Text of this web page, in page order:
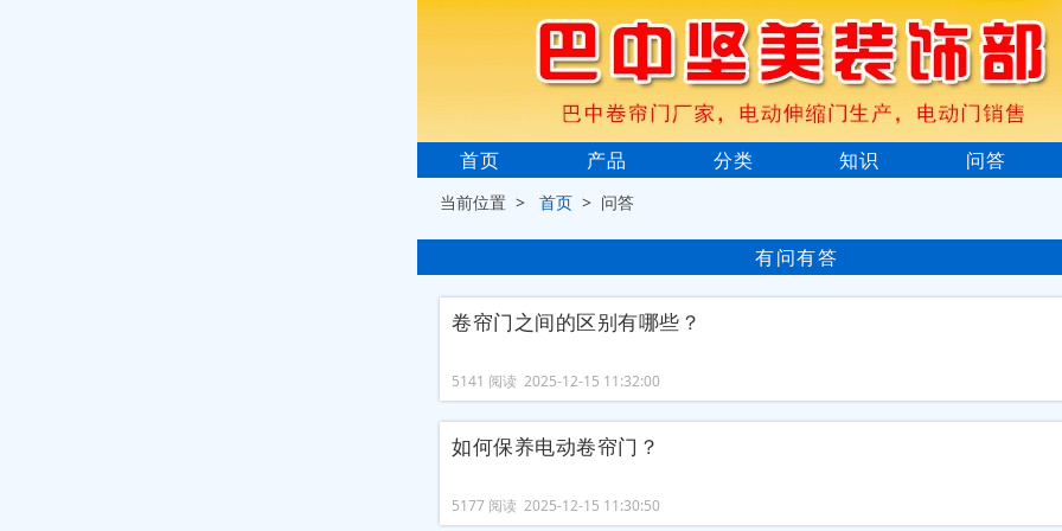
首页 产品 分类 知识 问答
当前位置 >首页 > 问答
有问有答
卷帘门之间的区别有哪些？
5141 阅读 2025-12-15 11:32:00
如何保养电动卷帘门？
5177 阅读 2025-12-15 11:30:50